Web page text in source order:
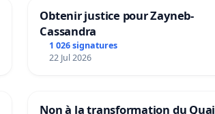
Obtenir justice pour Zayneb-
Cassandra
1 026 signatures
22 Jul 2026
Non à la transformation du Quai